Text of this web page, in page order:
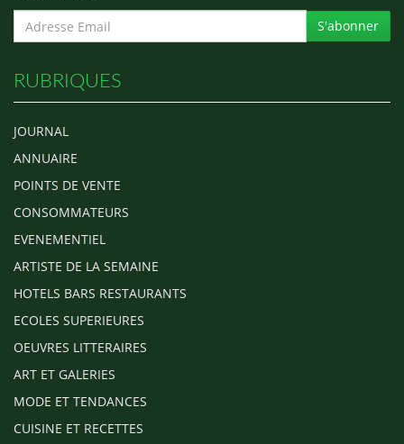
S'abonner
RUBRIQUES
JOURNAL
ANNUAIRE
POINTS DE VENTE
CONSOMMATEURS
EVENEMENTIEL
ARTISTE DE LA SEMAINE
HOTELS BARS RESTAURANTS
ECOLES SUPERIEURES
OEUVRES LITTERAIRES
ART ET GALERIES
MODE ET TENDANCES
CUISINE ET RECETTES